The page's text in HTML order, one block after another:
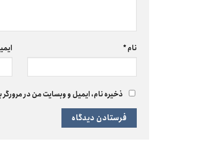
نام*
ذخیره نام، ایمیل و وبسایت من در